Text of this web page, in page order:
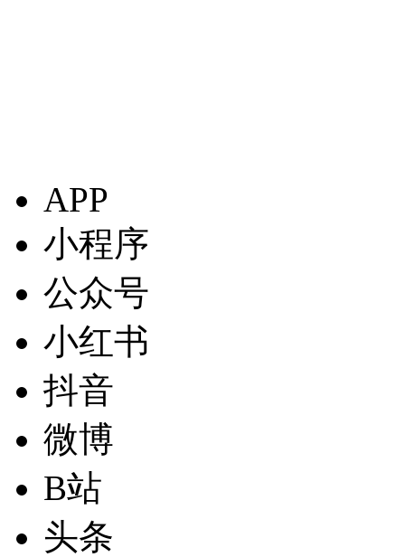
APP
小程序
公众号
小红书
抖音
微博
B站
头条